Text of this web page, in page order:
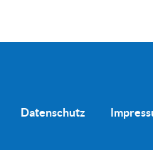
Datenschutz